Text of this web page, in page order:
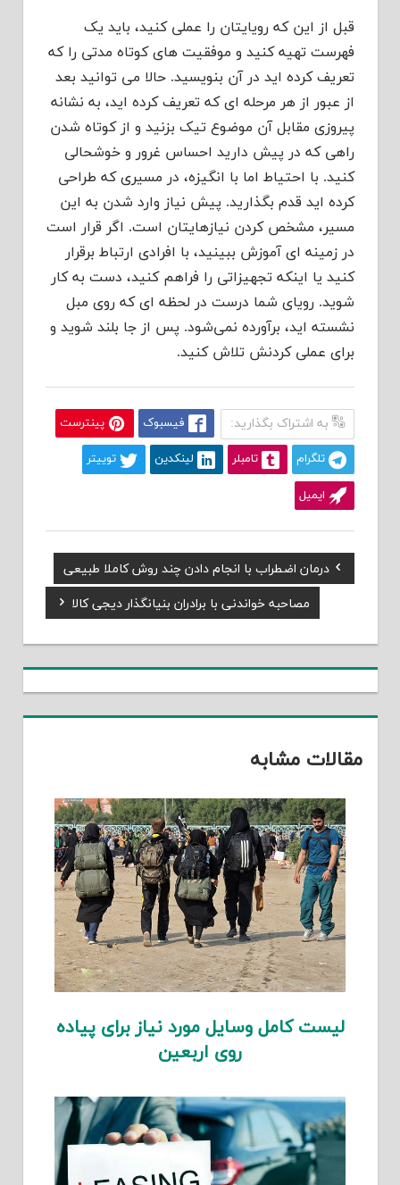
قبل از این که رویایتان را عملی کنید، باید یک
فهرست تهیه کنید و موفقیت های کوتاه مدتی را که
تعریف کرده اید در آن بنویسید. حالا می توانید بعد
از عبور از هر مرحله ای که تعریف کرده اید، به نشانه
پیروزی مقابل آن موضوع تیک بزنید و از کوتاه شدن
راهی که در پیش دارید احساس غرور و خوشحالی
کنید. با احتیاط اما با انگیزه، در مسیری که طراحی
کرده اید قدم بگذارید. پیش نیاز وارد شدن به این
مسیر، مشخص کردن نیازهایتان است. اگر قرار است
در زمینه ای آموزش ببینید، با افرادی ارتباط برقرار
کنید یا اینکه تجهیزاتی را فراهم کنید، دست به کار
شوید. رویای شما درست در لحظه ای که روی مبل
نشسته اید، برآورده نمی‌شود. پس از جا بلند شوید و
برای عملی کردنش تلاش کنید.
به اشتراک بگذارید: فیسبوک پینترست
تلگرام تامبلر لینکدین توییتر
ایمیل
راهبری
نوشته
Previous
Post:
درمان اضطراب با انجام دادن چند روش کاملا طبیعی
Next
Post:
مصاحبه خواندنی با برادران بنیانگذار دیجی کالا
مقالات مشابه
لیست کامل وسایل مورد نیاز برای پیاده
روی اربعین